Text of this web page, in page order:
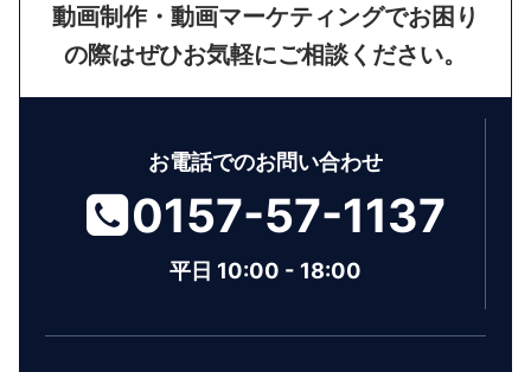
動画制作・動画マーケティングでお困り
の際はぜひお気軽にご相談ください。
お電話でのお問い合わせ
0157-57-1137
平日 10:00 - 18:00